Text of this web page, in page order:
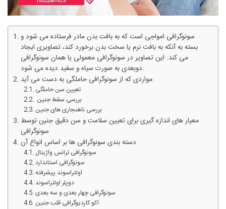
سونوگرافی امواجی است که به بافت بدن مادر فرستاده می شود و
بسته به آنکه به بافت نرم یا سخت بدن برخورد کند، تصاویری ایجاد
می کند. این تصاویر در سونوگرافی معمولی یا همان سونوگرافی
دوبعدی به صورت سیاه و سفید دیده می شود.
مواردی که از سونوگرافی حاملگی به دست می آید:
تعیین سن حاملگی
بررسی سقط جنین
بررسی ناهنجاری های جنین
معیار های اندازه گیری برای تعیین سلامت و سن دقیق جنین توسط
سونوگرافی
دسته بندی سونوگرافی ها بر اساس انواع آن
سونوگرافی ترانس واژینال
سونوگرافی استاندارد
اولتراسوند پیشرفته
دوپلر اولتراسوند
سونوگرافی چهار بعدی و سه بعدی
اکو کاردیوگرافی قلب جنین